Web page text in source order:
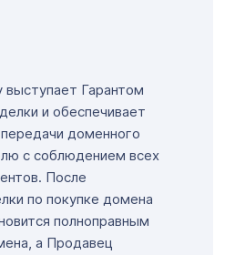
выступает Гарантом
и обеспечивает
доменного
с соблюдением всех
После
по покупке домена
полноправным
а Продавец